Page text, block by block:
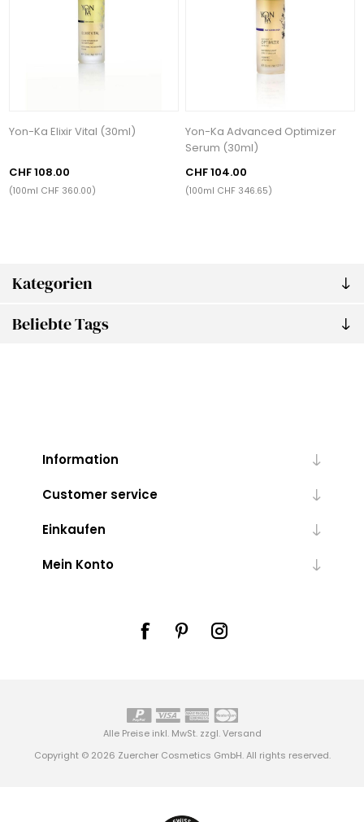
Kategorien
Beliebte Tags
Yon-Ka Elixir Vital (30ml)
CHF 108.00
(100ml CHF 360.00)
Yon-Ka Advanced Optimizer
Serum (30ml)
CHF 104.00
(100ml CHF 346.65)
Information
Customer service
Einkaufen
Mein Konto
Alle Preise inkl. MwSt. zzgl.Versand
Copyright © 2026 Zuercher Cosmetics GmbH. All rights reserved.